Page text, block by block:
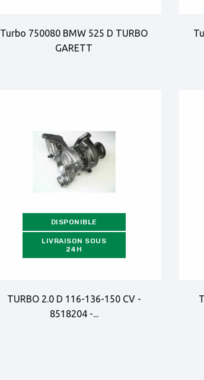
Turbo 750080 BMW 525 D TURBO
GARETT
DISPONIBLE
LIVRAISON SOUS
24H
TURBO 2.0 D 116-136-150 CV -
8518204 -...